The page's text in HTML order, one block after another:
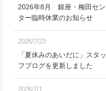
2026年8月 銀座・梅田セン
ター臨時休業のお知らせ
2026/7/23
「夏休みのあいだに」スタッ
フブログを更新しました
2026/7/1